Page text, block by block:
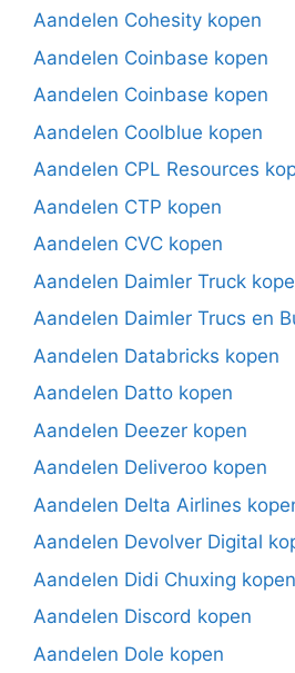
Aandelen Cohesity kopen
Aandelen Coinbase kopen
Aandelen Coinbase kopen
Aandelen Coolblue kopen
Aandelen CPL Resources
Aandelen CTP kopen
Aandelen CVC kopen
Aandelen Daimler Truck
Aandelen Daimler Trucs en
Aandelen Databricks kopen
Aandelen Datto kopen
Aandelen Deezer kopen
Aandelen Deliveroo kopen
Aandelen Delta Airlines
Aandelen Devolver Digital
Aandelen Didi Chuxing kopen
Aandelen Discord kopen
Aandelen Dole kopen